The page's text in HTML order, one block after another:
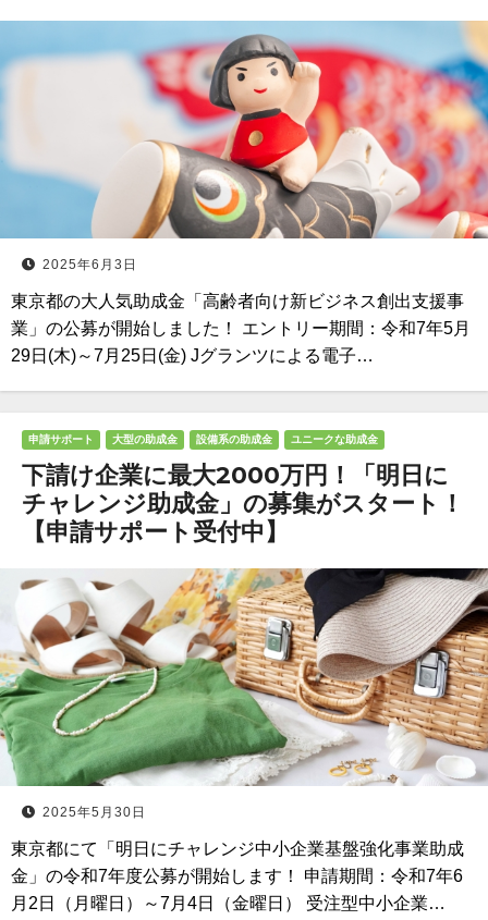
2025年6月3日
東京都の大人気助成金「高齢者向け新ビジネス創出支援事
業」の公募が開始しました！ エントリー期間：令和7年5月
29日(木)～7月25日(金) Jグランツによる電子…
申請サポート 大型の助成金 設備系の助成金 ユニークな助成金
下請け企業に最大2000万円！「明日に
チャレンジ助成金」の募集がスタート！
【申請サポート受付中】
2025年5月30日
東京都にて「明日にチャレンジ中小企業基盤強化事業助成
金」の令和7年度公募が開始します！ 申請期間：令和7年6
月2日（月曜日）～7月4日（金曜日） 受注型中小企業…